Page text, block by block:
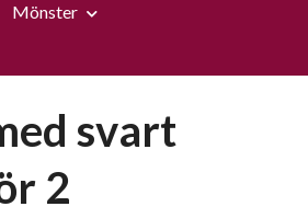
Mönster
svart
2